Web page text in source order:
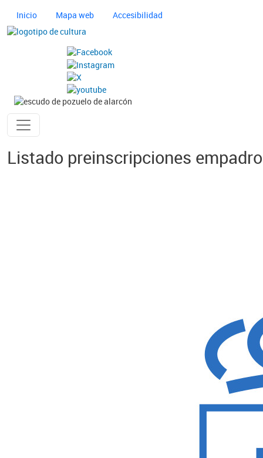
Navegación principal cultura
Inicio Mapa web
Accesibilidad
Imagen
Imagen
Ayuntamiento de Pozuelo
Listado preinscripciones